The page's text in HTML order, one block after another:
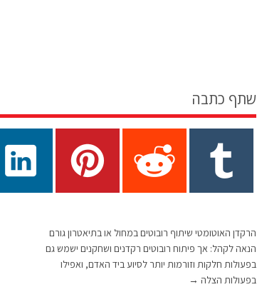
שתף כתבה
הרקדן האוטומטי שיתוף רובוטים במחול או בתיאטרון גורם
הנאה לקהל: אך פיתוח רובוטים רקדנים ושחקנים ישמש גם
בפעולות חלקות וזורמות יותר לסיוע ביד האדם, ואפילו
בפעולות הצלה →